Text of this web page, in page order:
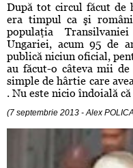
După tot circul făcut de
era timpul ca şi
populaţia
Ungariei, acum 95 de
publică niciun oficial,
au făcut-o câteva mii
simple de hârtie care
. Nu este nicio îndoială că
(7 septembrie 2013 - Alex